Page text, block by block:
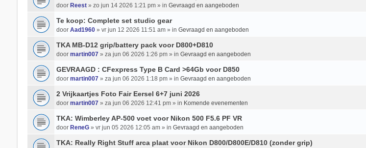
door Reest» zo jun 14 2026 1:21 pm » in Gevraagd en aangeboden
Te koop: Complete set studio gear
door Aad1960» vr jun 12 2026 11:51 am » in Gevraagd en aangeboden
TKA MB-D12 grip/battery pack voor D800+D810
door martin007» za jun 06 2026 1:26 pm » in Gevraagd en aangeboden
GEVRAAGD : CFexpress Type B Card >64Gb voor D850
door martin007» za jun 06 2026 1:18 pm » in Gevraagd en aangeboden
2 Vrijkaartjes Foto Fair Eersel 6+7 juni 2026
door martin007» za jun 06 2026 12:41 pm » in Komende evenementen
TKA: Wimberley AP-500 voet voor Nikon 500 F5.6 PF VR
door ReneG» vr jun 05 2026 12:05 am » in Gevraagd en aangeboden
TKA: Really Right Stuff arca plaat voor Nikon D800/D800E/D810 (zonder grip)